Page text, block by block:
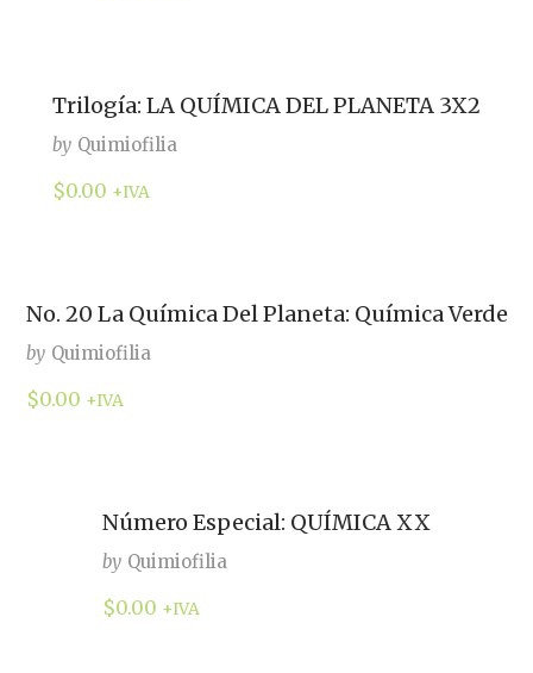
Trilogía: LA QUÍMICA DEL PLANETA 3X2
by Quimiofilia
$0.00 +IVA
No. 20 La Química Del Planeta: Química Verde
by Quimiofilia
$0.00 +IVA
Número Especial: QUÍMICA XX
by Quimiofilia
$0.00 +IVA